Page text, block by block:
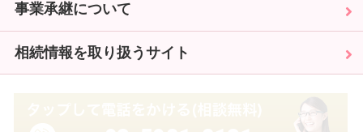
事業承継について
相続情報を取り扱うサイト